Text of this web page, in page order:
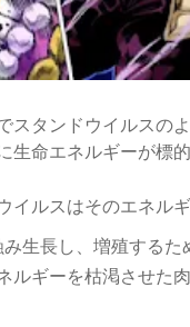
スタンドウイルスの
生命エネルギーが標的
イルスはそのエネル
生長し、増殖するた
ルギーを枯渇させた